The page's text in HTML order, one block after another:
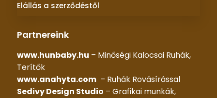
Elállás a szerződéstől
Partnereink
www.hunbaby.hu – Minőségi Kalocsai Ruhák,
Terítők
www.anahyta.com – Ruhák Rovásírással
Sedivy Design Studio – Grafikai munkák,